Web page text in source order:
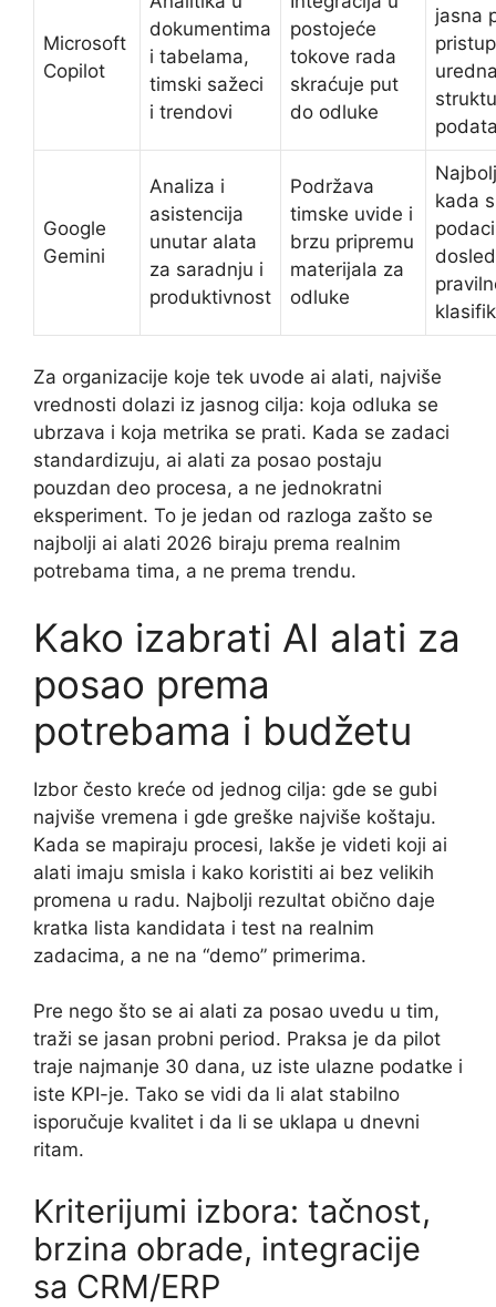
Microsoft
Copilot
dokumentima
i tabelama,
timski sažeci
i trendovi
postojeće
tokove rada
skraćuje put
do odluke
jasna
Google
Gemini
Analiza i
asistencija
unutar alata
za saradnju i
produktivnost
Podržava
timske uvide i
brzu pripremu
materijala za
odluke
kada
podaci
Za organizacije koje tek uvode ai alati, najviše
vrednosti dolazi iz jasnog cilja: koja odluka se
ubrzava i koja metrika se prati. Kada se zadaci
standardizuju, ai alati za posao postaju
pouzdan deo procesa, a ne jednokratni
eksperiment. To je jedan od razloga zašto se
najbolji ai alati 2026 biraju prema realnim
potrebama tima, a ne prema trendu.
Kako izabrati AI alati za
posao prema
potrebama i budžetu
Izbor često kreće od jednog cilja: gde se gubi
najviše vremena i gde greške najviše koštaju.
Kada se mapiraju procesi, lakše je videti koji ai
alati imaju smisla i kako koristiti ai bez velikih
promena u radu. Najbolji rezultat obično daje
kratka lista kandidata i test na realnim
zadacima, a ne na “demo” primerima.
Pre nego što se ai alati za posao uvedu u tim,
traži se jasan probni period. Praksa je da pilot
traje najmanje 30 dana, uz iste ulazne podatke i
iste KPI-je. Tako se vidi da li alat stabilno
isporučuje kvalitet i da li se uklapa u dnevni
ritam.
Kriterijumi izbora: tačnost,
brzina obrade, integracije
sa CRM/ERP